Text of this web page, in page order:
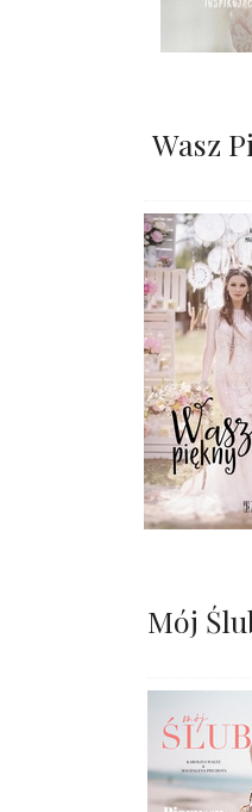
Wasz
Mój